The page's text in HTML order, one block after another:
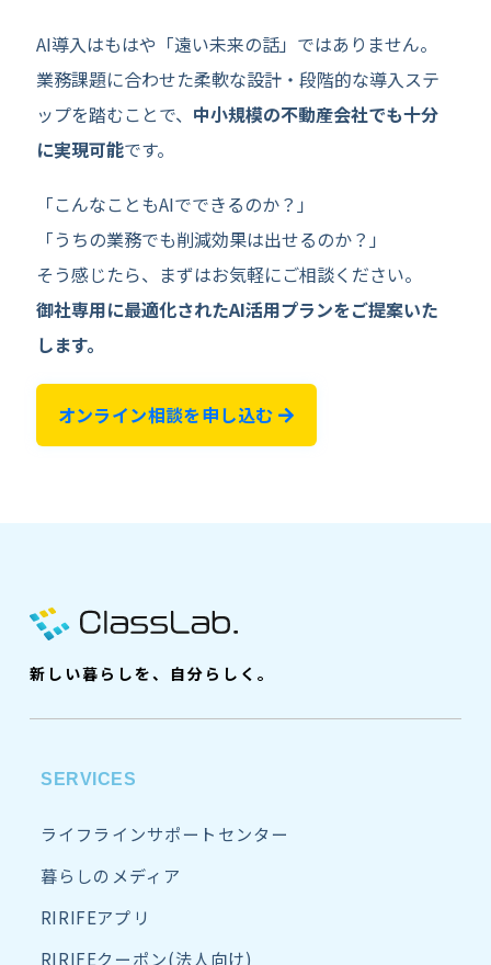
AI導入はもはや「遠い未来の話」ではありません。
業務課題に合わせた柔軟な設計・段階的な導入ステ
ップを踏むことで、 中小規模の不動産会社でも十分
に実現可能です。
「こんなこともAIでできるのか？」
「うちの業務でも削減効果は出せるのか？」
そう感じたら、まずはお気軽にご相談ください。
御社専用に最適化されたAI活用プランをご提案いた
します。
オンライン相談を申し込む
新しい暮らしを、自分らしく。
SERVICES
ライフラインサポートセンター
暮らしのメディア
RIRIFEアプリ
RIRIFEクーポン(法人向け)